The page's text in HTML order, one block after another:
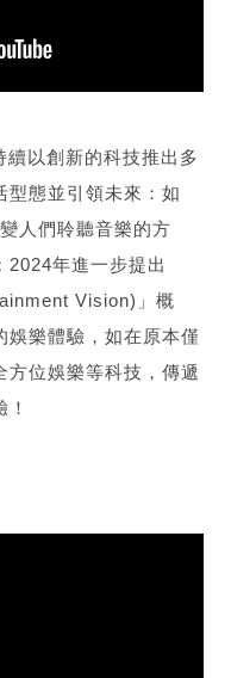
以創新的科技推出多
型態並引領未來：如
人們聆聽音樂的方
2024年進一步提出
Vision)」概
娛樂體驗，如在原本僅
方位娛樂等科技，傳遞